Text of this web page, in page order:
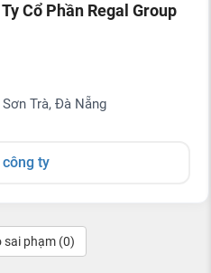
Cổ Phần Regal Group
Trà, Đà Nẵng
ty
sai phạm (0)